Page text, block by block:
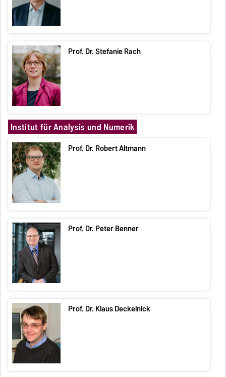
Prof. Dr. Stefanie Rach
Institut für Analysis und Numerik
Prof. Dr. Robert Altmann
Prof. Dr. Peter Benner
Prof. Dr. Klaus Deckelnick